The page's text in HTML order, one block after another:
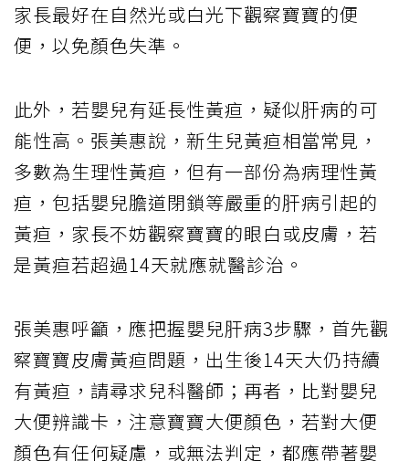
家長最好在自然光或白光下觀察寶寶的便
便，以免顏色失準。
此外，若嬰兒有延長性黃疸，疑似肝病的可
能性高。張美惠說，新生兒黃疸相當常見，
多數為生理性黃疸，但有一部份為病理性黃
疸，包括嬰兒膽道閉鎖等嚴重的肝病引起的
黃疸，家長不妨觀察寶寶的眼白或皮膚，若
是黃疸若超過14天就應就醫診治。
張美惠呼籲，應把握嬰兒肝病3步驟，首先觀
察寶寶皮膚黃疸問題，出生後14天大仍持續
有黃疸，請尋求兒科醫師；再者，比對嬰兒
大便辨識卡，注意寶寶大便顏色，若對大便
顏色有任何疑慮，或無法判定，都應帶著嬰